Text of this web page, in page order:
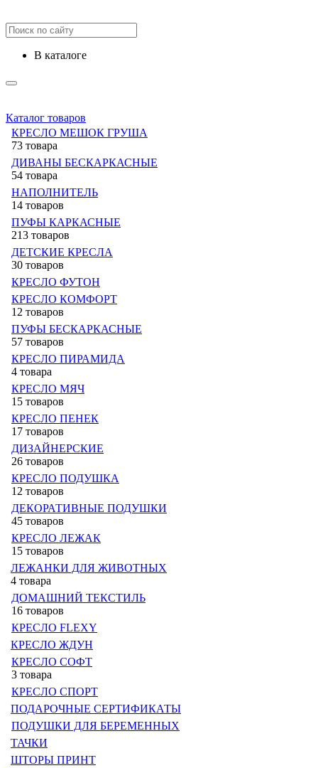
в каталоге
Каталог товаров
КРЕСЛО МЕШОК ГРУША
73 товара
ДИВАНЫ БЕСКАРКАСНЫЕ
54 товара
НАПОЛНИТЕЛЬ
14 товаров
ПУФЫ КАРКАСНЫЕ
213 товаров
ДЕТСКИЕ КРЕСЛА
30 товаров
КРЕСЛО ФУТОН
КРЕСЛО КОМФОРТ
12 товаров
ПУФЫ БЕСКАРКАСНЫЕ
57 товаров
КРЕСЛО ПИРАМИДА
4 товара
КРЕСЛО МЯЧ
15 товаров
КРЕСЛО ПЕНЕК
17 товаров
ДИЗАЙНЕРСКИЕ
26 товаров
КРЕСЛО ПОДУШКА
12 товаров
ДЕКОРАТИВНЫЕ ПОДУШКИ
45 товаров
КРЕСЛО ЛЕЖАК
15 товаров
ЛЕЖАНКИ ДЛЯ ЖИВОТНЫХ
4 товара
ДОМАШНИЙ ТЕКСТИЛЬ
16 товаров
КРЕСЛО FLEXY
КРЕСЛО ЖДУН
КРЕСЛО СОФТ
3 товара
КРЕСЛО СПОРТ
ПОДАРОЧНЫЕ СЕРТИФИКАТЫ
ПОДУШКИ ДЛЯ БЕРЕМЕННЫХ
ТАЧКИ
ШТОРЫ ПРИНТ